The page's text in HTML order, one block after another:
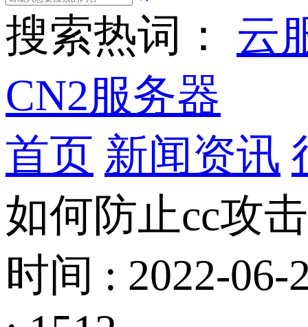
搜索热词： 云
CN2服务器
首页 新闻资讯
如何防止cc攻击
时间 : 2022-06-